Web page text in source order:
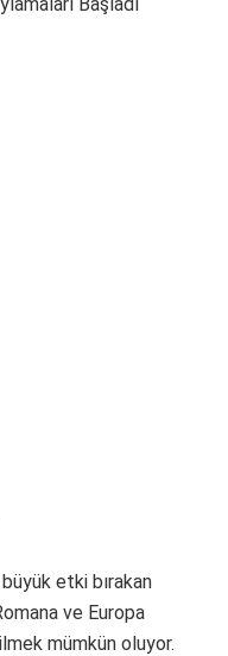
etki bırakan
ve Europa
mümkün oluyor.